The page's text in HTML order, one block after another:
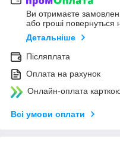
Ви отримаєте
або гроші повернуться
Детальніше
Післяплата
Оплата на рахунок
Онлайн-оплата
Всі умови оплати